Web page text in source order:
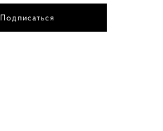
Подписаться